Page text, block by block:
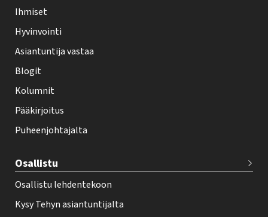
e
h
t
i
f
o
t
r
Ihmiset
Hyvinvointi
Asiantuntija vastaa
Blogit
Kolumnit
Pääkirjoitus
Puheenjohtajalta
Osallistu
Osallistu lehdentekoon
Kysy Tehyn asiantuntijalta